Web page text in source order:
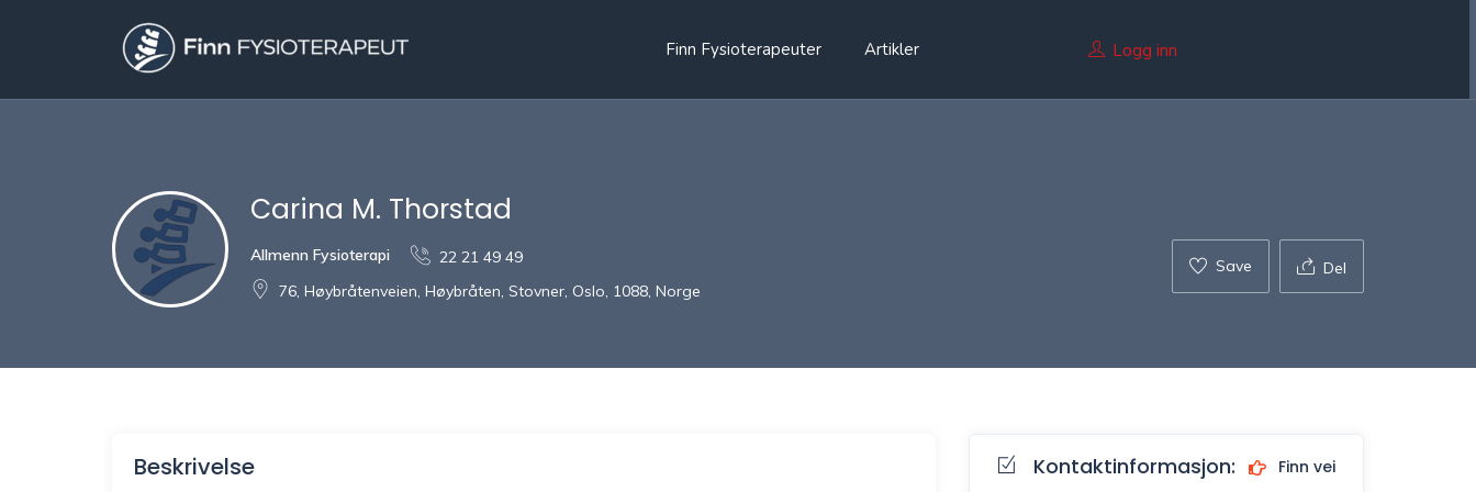
Finn Fysioterapeuter Artikler Logg inn
Carina M. Thorstad
Allmenn Fysioterapi
22 21 49 49
76, Høybråtenveien, Høybråten, Stovner, Oslo, 1088, Norge
Save Del
Beskrivelse Kontaktinformasjon: Finn vei